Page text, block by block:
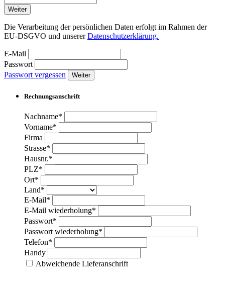
Weiter
Die Verarbeitung der persönlichen Daten erfolgt im Rahmen der
EU-DSGVO und unsererDatenschutzerklärung.
E-Mail
Passwort
Passwort vergessen
Weiter
Rechnungsanschrift
Nachname*
Vorname*
Firma
Strasse*
Hausnr.*
PLZ*
Ort*
Land*
E-Mail*
E-Mail wiederholung*
Passwort*
Passwort wiederholung*
Telefon*
Handy
Abweichende Lieferanschrift